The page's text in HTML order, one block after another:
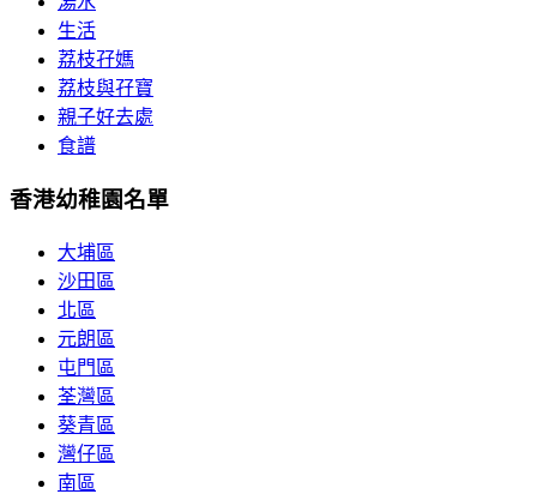
生活
荔枝孖媽
荔枝與孖寶
親子好去處
食譜
香港幼稚園名單
大埔區
沙田區
北區
元朗區
屯門區
荃灣區
葵青區
灣仔區
南區